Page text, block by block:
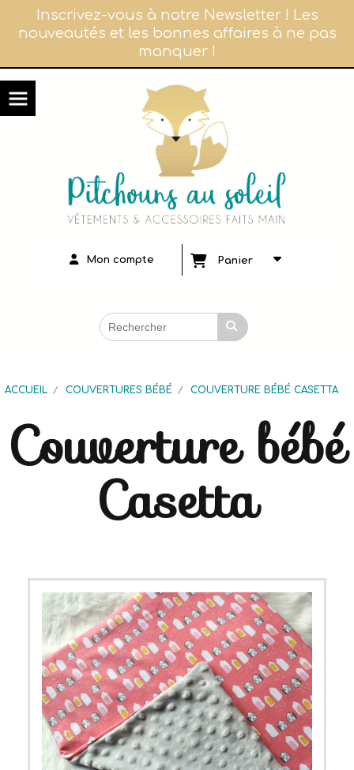
Inscrivez-vous à notre Newsletter ! Les
nouveautés et les bonnes affaires à ne pas
manquer !
Mon compte Panier
ACCUEIL COUVERTURES BÉBÉ COUVERTURE BÉBÉ CASETTA
Couverture bébé
Casetta
Panneau de gestion des cookies